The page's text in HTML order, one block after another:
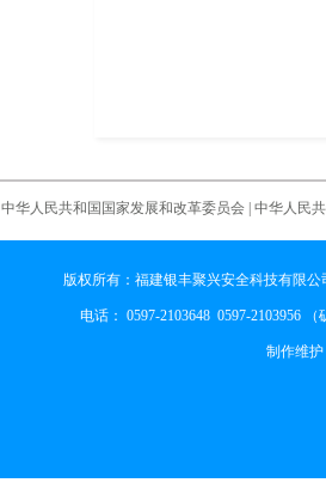
中华人民共和国国家发展和改革委员会 中华人民
版权所有：福建银丰聚兴安全科技有限
电话： 0597-2103648 0597-2103956
制作维